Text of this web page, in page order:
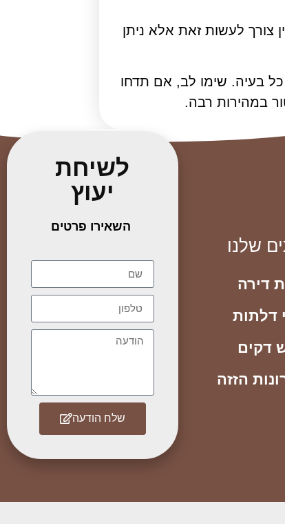
צורך לעשות זאת אלא ניתן
בעיה. שימו לב, אם תדחו
במהירות רבה.
שלנו
דירה
דלתות
דקים
הזזה
לשיחת
יעוץ
השאירו פרטים
שלח הודעה